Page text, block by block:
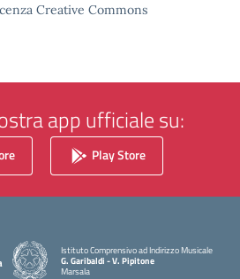
Creative Commons
app ufficiale su:
Play Store
Istituto Comprensivo ad Indirizzo Musicale
G. Garibaldi - V. Pipitone
Marsala